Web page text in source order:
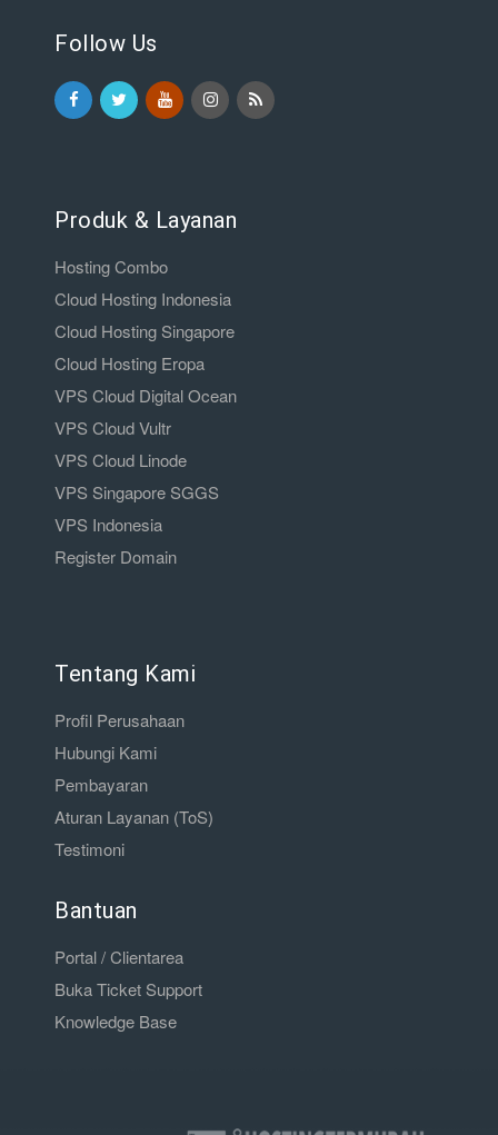
Follow Us
Produk & Layanan
Hosting Combo
Cloud Hosting Indonesia
Cloud Hosting Singapore
Cloud Hosting Eropa
VPS Cloud Digital Ocean
VPS Cloud Vultr
VPS Cloud Linode
VPS Singapore SGGS
VPS Indonesia
Register Domain
Tentang Kami
Profil Perusahaan
Hubungi Kami
Pembayaran
Aturan Layanan (ToS)
Testimoni
Bantuan
Portal / Clientarea
Buka Ticket Support
Knowledge Base